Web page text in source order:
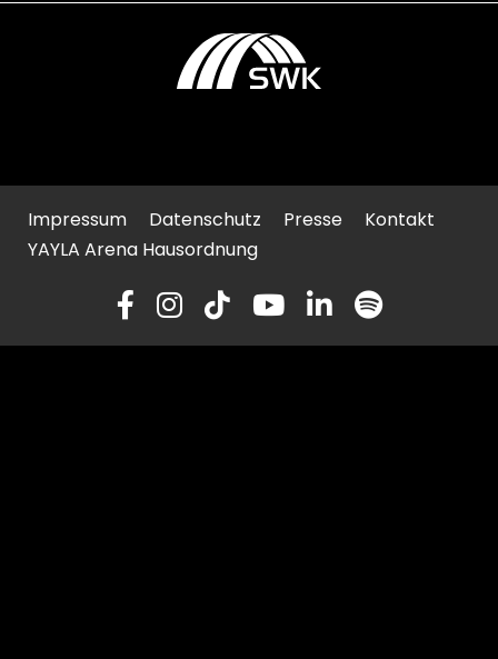
Impressum Datenschutz Presse
Kontakt
YAYLA Arena Hausordnung